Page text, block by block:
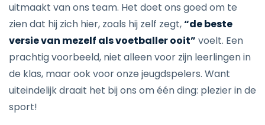
uitmaakt van ons team. Het doet ons goed om te
zien dat hij zich hier, zoals hij zelf zegt,“de beste
versie van mezelf als voetballer ooit” voelt. Een
prachtig voorbeeld, niet alleen voor zijn leerlingen in
de klas, maar ook voor onze jeugdspelers. Want
uiteindelijk draait het bij ons om één ding: plezier in de
sport!